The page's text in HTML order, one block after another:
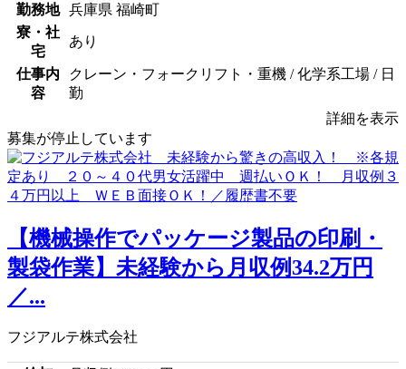
勤務地
兵庫県 福崎町
寮・社
宅
あり
仕事内
容
クレーン・フォークリフト・重機 / 化学系工場 / 日
勤
詳細を表示
募集が停止しています
【機械操作でパッケージ製品の印刷・
製袋作業】未経験から月収例34.2万円
／...
フジアルテ株式会社